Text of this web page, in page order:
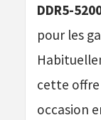
DDR5-
pour les
cette
occasion